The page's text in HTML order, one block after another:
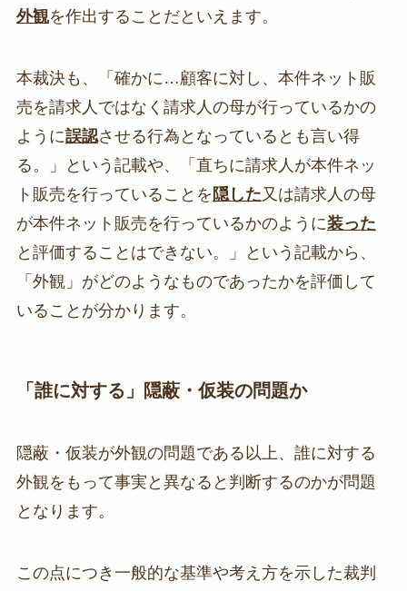
外観を作出することだといえます。
本裁決も、「確かに…顧客に対し、本件ネット販
売を請求人ではなく請求人の母が行っているかの
ように誤認させる行為となっているとも言い得
る。」という記載や、「直ちに請求人が本件ネッ
ト販売を行っていることを 隠した又は請求人の母
が本件ネット販売を行っているかのように装った
と評価することはできない。」という記載から、
「外観」がどのようなものであったかを評価して
いることが分かります。
「誰に対する」隠蔽・仮装の問題か
隠蔽・仮装が外観の問題である以上、誰に対する
外観をもって事実と異なると判断するのかが問題
となります。
この点につき一般的な基準や考え方を示した裁判